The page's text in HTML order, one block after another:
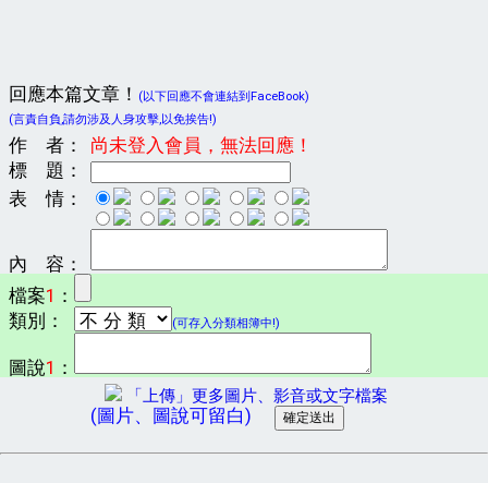
回應本篇文章！
(以下回應不會連結到FaceBook)
(言責自負,請勿涉及人身攻擊,以免挨告!)
作 者：
尚未登入會員，無法回應！
標 題：
表 情：
內 容：
檔案1 ：
類別：
(可存入分類相簿中!)
圖說1 ：
「上傳」更多圖片、影音或文字檔案
(圖片、圖說可留白)